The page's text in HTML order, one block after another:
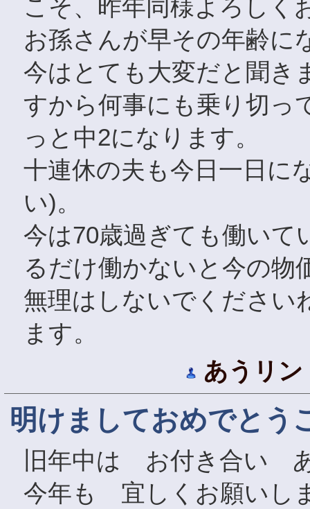
こそ、昨年同様よろしく
お孫さんが早その年齢に
今はとても大変だと聞き
すから何事にも乗り切っ
っと中2になります。
十連休の夫も今日一日に
い)。
今は70歳過ぎても働いて
るだけ働かないと今の物
無理はしないでください
ます。
あうリン
明けましておめでとう
旧年中は お付き合い
今年も 宜しくお願いし